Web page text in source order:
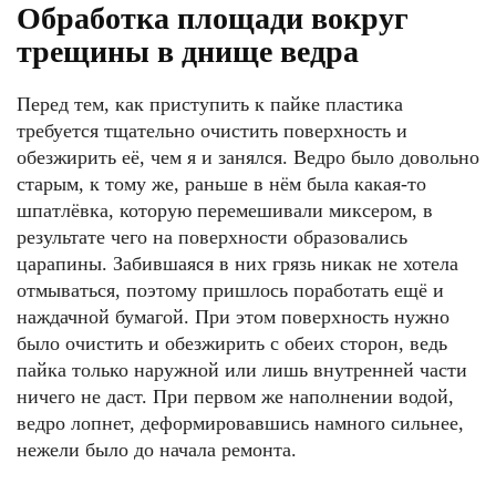
Обработка площади вокруг
трещины в днище ведра
Перед тем, как приступить к пайке пластика
требуется тщательно очистить поверхность и
обезжирить её, чем я и занялся. Ведро было довольно
старым, к тому же, раньше в нём была какая-то
шпатлёвка, которую перемешивали миксером, в
результате чего на поверхности образовались
царапины. Забившаяся в них грязь никак не хотела
отмываться, поэтому пришлось поработать ещё и
наждачной бумагой. При этом поверхность нужно
было очистить и обезжирить с обеих сторон, ведь
пайка только наружной или лишь внутренней части
ничего не даст. При первом же наполнении водой,
ведро лопнет, деформировавшись намного сильнее,
нежели было до начала ремонта.